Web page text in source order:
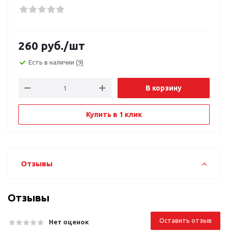
260 руб./шт
Есть в наличии (9)
В корзину
Купить в 1 клик
Отзывы
Отзывы
Нет оценок Оставить отзыв